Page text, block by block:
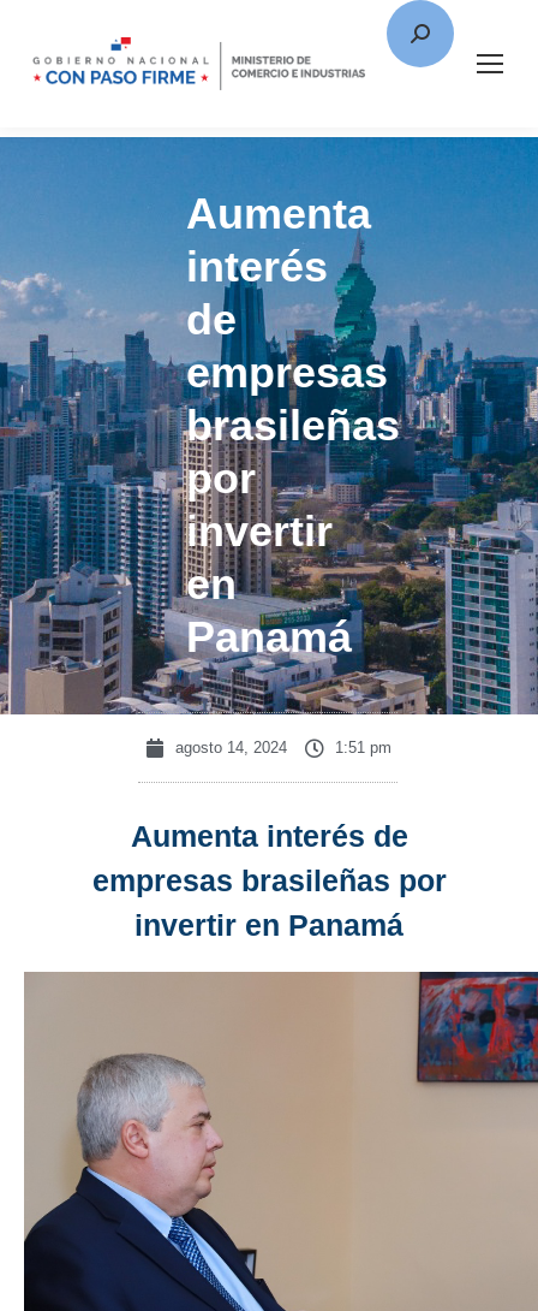
Aumenta
interés
de
empresas
brasileñas
por
invertir
en
Panamá
agosto 14, 2024 1:51 pm
Aumenta interés de
empresas brasileñas por
invertir en Panamá